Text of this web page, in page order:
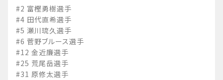
#2 富樫勇樹選手
#4 田代直希選手
#5 瀬川琉久選手
#6 菅野ブルース選手
#12 金近廉選手
#25 荒尾岳選手
#31 原修太選手